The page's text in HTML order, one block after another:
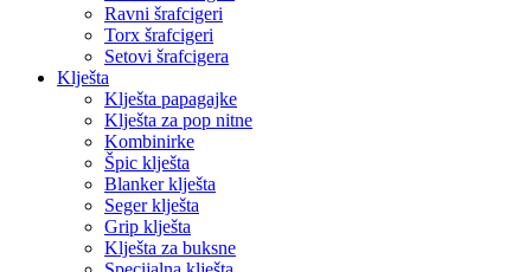
Ravni šrafcigeri
Torx šrafcigeri
Setovi šrafcigera
Klješta
Klješta papagajke
Klješta za pop nitne
Kombinirke
Špic klješta
Blanker klješta
Seger klješta
Grip klješta
Klješta za buksne